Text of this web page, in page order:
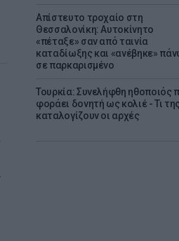
Απίστευτο τροχαίο στη
Θεσσαλονίκη: Αυτοκίνητο
«πέταξε» σαν από ταινία
καταδίωξης και «ανέβηκε»
σε παρκαρισμένο
Τουρκία: Συνελήφθη ηθοποιός
φοράει δoνητή ως κολιέ - Τι
καταλογίζουν οι αρχές